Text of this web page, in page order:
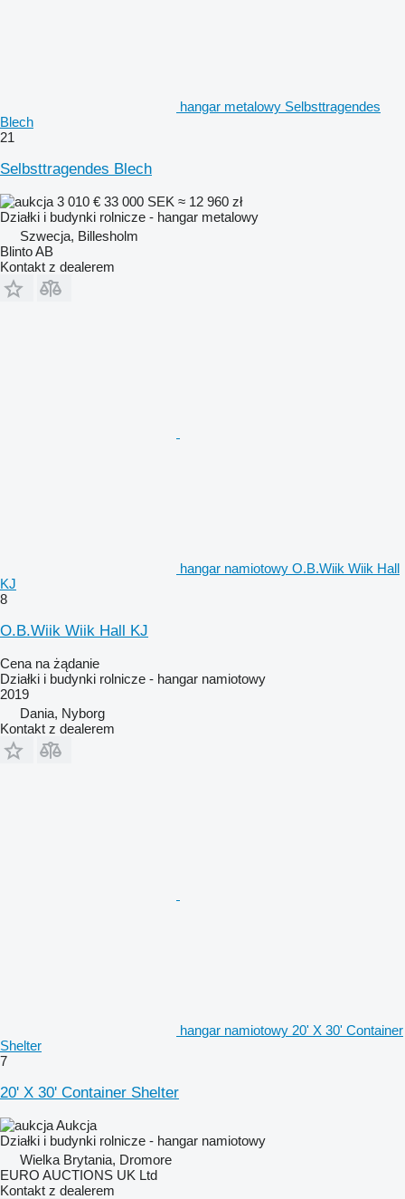
hangar metalowy Selbsttragendes
Blech
21
Selbsttragendes Blech
3 010 € 33 000 SEK ≈ 12 960 zł
Działki i budynki rolnicze - hangar metalowy
Szwecja, Billesholm
Blinto AB
Kontakt z dealerem
hangar namiotowy O.B.Wiik Wiik Hall
KJ
8
O.B.Wiik Wiik Hall KJ
Cena na żądanie
Działki i budynki rolnicze - hangar namiotowy
2019
Dania, Nyborg
Kontakt z dealerem
hangar namiotowy 20' X 30' Container
Shelter
7
20' X 30' Container Shelter
Aukcja
Działki i budynki rolnicze - hangar namiotowy
Wielka Brytania, Dromore
EURO AUCTIONS UK Ltd
Kontakt z dealerem